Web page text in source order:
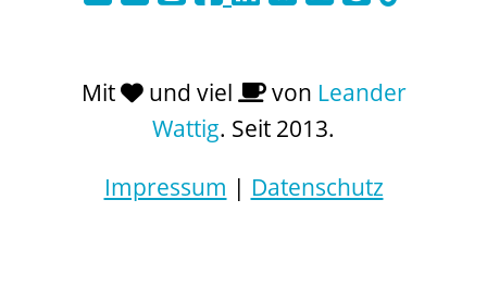
Mit und viel von Leander
Wattig. Seit 2013.
Impressum | Datenschutz